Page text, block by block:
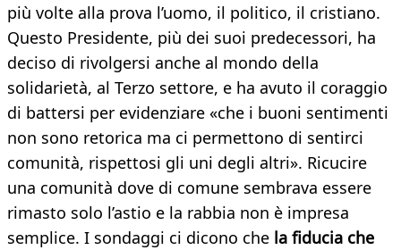
più volte alla prova l’uomo, il politico, il cristiano.
Questo Presidente, più dei suoi predecessori, ha
deciso di rivolgersi anche al mondo della
solidarietà, al Terzo settore, e ha avuto il coraggio
di battersi per evidenziare «che i buoni sentimenti
non sono retorica ma ci permettono di sentirci
comunità, rispettosi gli uni degli altri». Ricucire
una comunità dove di comune sembrava essere
rimasto solo l’astio e la rabbia non è impresa
semplice. I sondaggi ci dicono che la fiducia che